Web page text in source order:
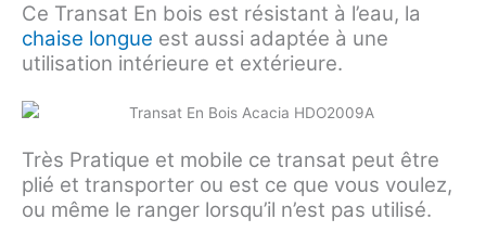
Ce Transat En bois est résistant à l’eau, la
chaise longue est aussi adaptée à une
utilisation intérieure et extérieure.
Très Pratique et mobile ce transat peut être
plié et transporter ou est ce que vous voulez,
ou même le ranger lorsqu’il n’est pas utilisé.